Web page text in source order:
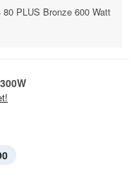
PLUS Bronze 600 Watt